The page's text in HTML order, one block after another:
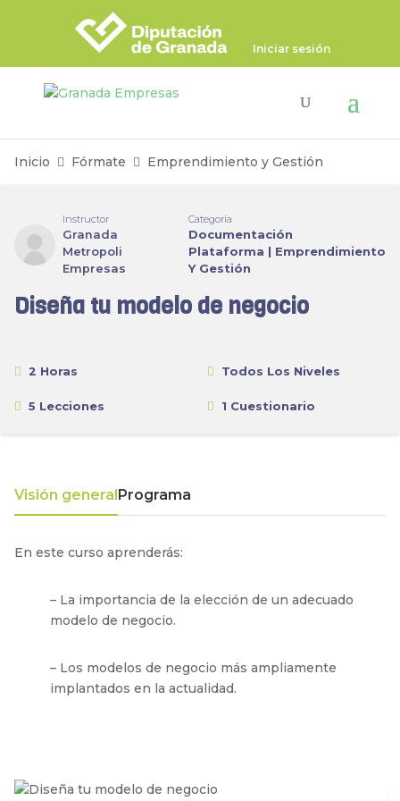
Iniciar sesión
Inicio Fórmate Emprendimiento y Gestión
Instructor
Granada
Metropoli
Empresas
Categoría
Documentación
Plataforma | Emprendimiento
Y Gestión
Diseña tu modelo de negocio
2 Horas Todos Los Niveles
5 Lecciones 1 Cuestionario
Visión generalPrograma
En este curso aprenderás:
– La importancia de la elección de un adecuado
modelo de negocio.
– Los modelos de negocio más ampliamente
implantados en la actualidad.